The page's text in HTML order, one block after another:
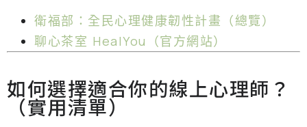
衛福部：全民心理健康韌性計畫（總覽）
聊心茶室 HealYou（官方網站）
如何選擇適合你的線上心理師？
（實用清單）